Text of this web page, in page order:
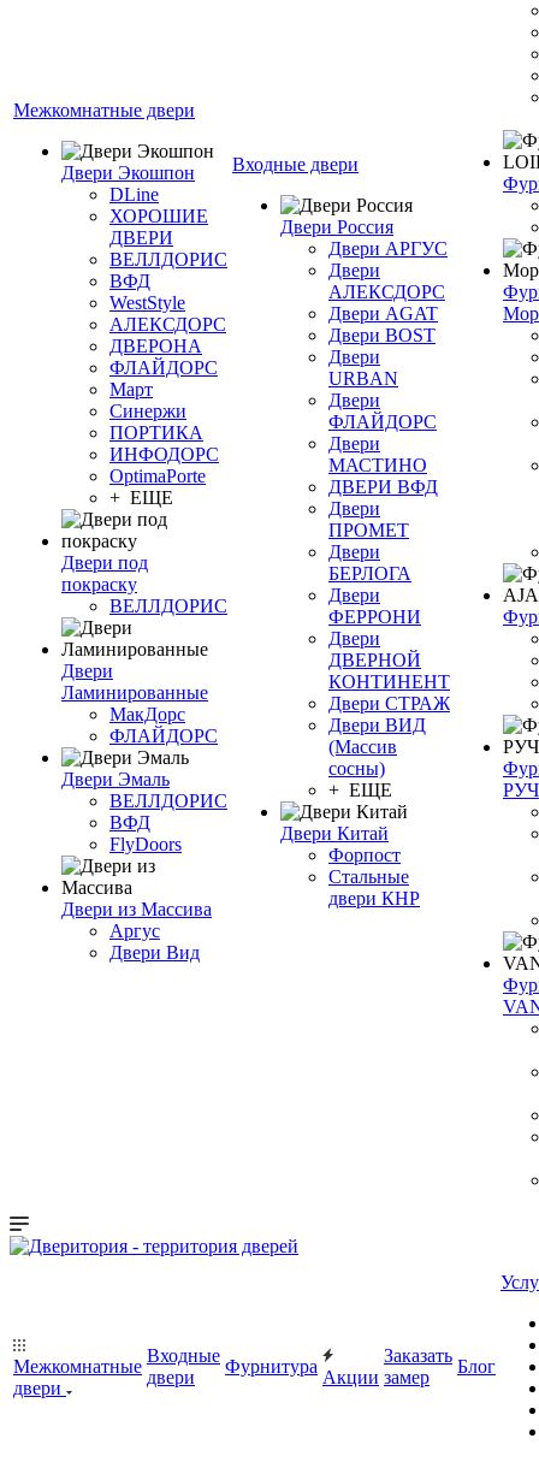
Межкомнатные двери
Двери Экошпон
DLine
ХОРОШИЕ
ДВЕРИ
ВЕЛЛДОРИС
ВФД
WestStyle
АЛЕКСДОРС
ДВЕРОНА
ФЛАЙДОРС
Март
Синержи
ПОРТИКА
ИНФОДОРС
OptimaPorte
+ ЕЩЕ
Двери под
покраску
ВЕЛЛДОРИС
Двери
Ламинированные
МакДорс
ФЛАЙДОРС
Двери Эмаль
ВЕЛЛДОРИС
ВФД
FlyDoors
Двери из Массива
Аргус
Двери Вид
Входные двери
Двери Россия
Двери АРГУС
Двери
АЛЕКСДОРС
Двери AGAT
Двери BOST
Двери
URBAN
Двери
ФЛАЙДОРС
Двери
МАСТИНО
ДВЕРИ ВФД
Двери
ПРОМЕТ
Двери
БЕРЛОГА
Двери
ФЕРРОНИ
Двери
ДВЕРНОЙ
КОНТИНЕНТ
Двери СТРАЖ
Двери ВИД
(Массив
сосны)
+ ЕЩЕ
Двери Китай
Форпост
Стальные
двери КНР
Межкомнатные
двери
Входные
двери
Фурнитура
Акции
Заказать
замер
Блог